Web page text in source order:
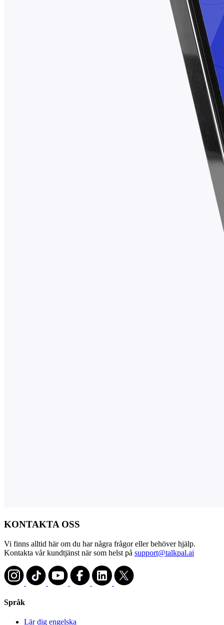
KONTAKTA OSS
Vi finns alltid här om du har några frågor eller behöver hjälp.
Kontakta vår kundtjänst när som helst på support@talkpal.ai
Språk
Lär dig engelska